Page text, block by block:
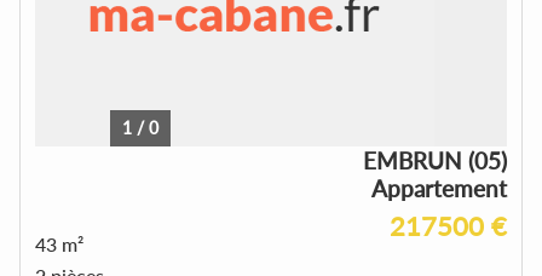
1 /0
EMBRUN (05)
Appartement
217500 €
43 m²